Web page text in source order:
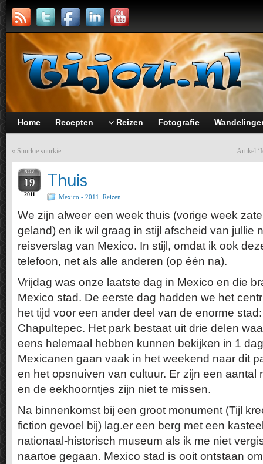
Home Recepten Reizen Fotografie
« Snurkie snurkie Artikel
NOV
19
2011
Thuis
Mexico - 2011 Reizen
We zijn alweer een week thuis (vorige week
geland) en ik wil graag in stijl afscheid van jullie
reisverslag van Mexico. In stijl, omdat ik ook
telefoon, net als alle anderen (op één na).
Vrijdag was onze laatste dag in Mexico en die
Mexico stad. De eerste dag hadden we het
het tijd voor een ander deel van de enorme
Chapultepec. Het park bestaat uit drie delen
eens helemaal hebben kunnen bekijken in 1
Mexicanen gaan vaak in het weekend naar dit
en het opsnuiven van cultuur. Er zijn een aantal
en de eekhoorntjes zijn niet te missen.
Na binnenkomst bij een groot monument (Tijl
fiction gevoel bij) lag.er een berg met een
nationaal-historisch museum als ik me niet
naartoe gegaan. Mexico stad is ooit ontstaan